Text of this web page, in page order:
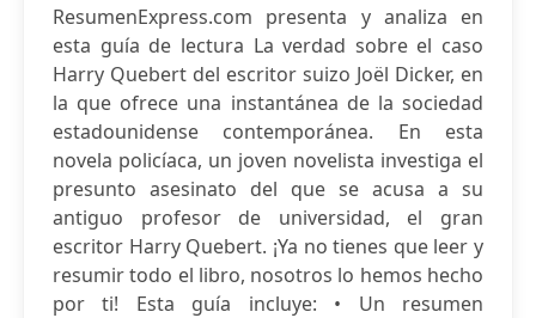
ResumenExpress.com presenta y analiza en
esta guía de lectura La verdad sobre el caso
Harry Quebert del escritor suizo Joël Dicker, en
la que ofrece una instantánea de la sociedad
estadounidense contemporánea. En esta
novela policíaca, un joven novelista investiga el
presunto asesinato del que se acusa a su
antiguo profesor de universidad, el gran
escritor Harry Quebert. ¡Ya no tienes que leer y
resumir todo el libro, nosotros lo hemos hecho
por ti! Esta guía incluye: • Un resumen